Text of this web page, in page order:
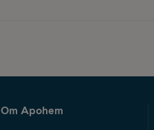
Om Apohem